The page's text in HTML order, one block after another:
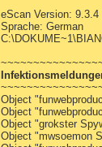
eScan Version: 9.3.4
Sprache: German
Object
Object
Object "grokster
Object "mwsoemon